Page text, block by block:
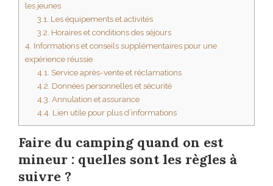
les jeunes
3.1. Les équipements et activités
3.2. Horaires et conditions des séjours
4. Informations et conseils supplémentaires pour une
expérience réussie
4.1. Service après-vente et réclamations
4.2. Données personnelles et sécurité
4.3. Annulation et assurance
4.4. Lien utile pour plus d’informations
Faire du camping quand on est
mineur : quelles sont les règles à
suivre ?